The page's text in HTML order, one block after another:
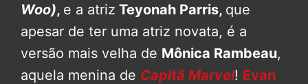
Woo), e a atriz Teyonah Parris, que
apesar de ter uma atriz novata, é a
versão mais velha de Mônica Rambeau,
aquela menina de Capitã Marvel! Evan